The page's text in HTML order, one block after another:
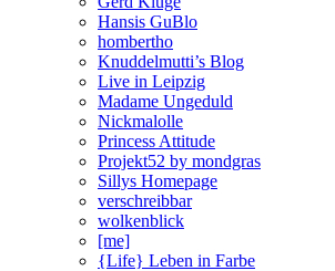
Hansis GuBlo
hombertho
Knuddelmutti’s Blog
Live in Leipzig
Madame Ungeduld
Nickmalolle
Princess Attitude
Projekt52 by mondgras
Sillys Homepage
verschreibbar
wolkenblick
[me]
{Life} Leben in Farbe